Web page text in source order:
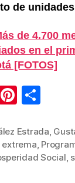
de
de 4.700
en el
[FOTOS]
E
Pi
er
e
m
p
Estrada,
extrema,
Social,